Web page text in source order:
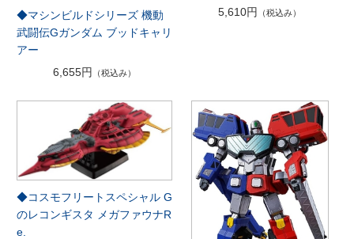
◆マシンビルドシリーズ 機動
武闘伝Gガンダム ブッドキャリ
アー
6,655円 （税込み）
5,610円
（税込み）
◆コスモフリートスペシャル G
のレコンギスタ メガファウナR
e.